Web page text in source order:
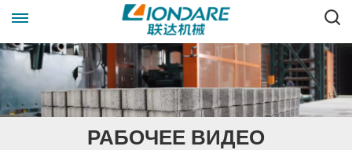
РАБОЧЕЕ ВИДЕО